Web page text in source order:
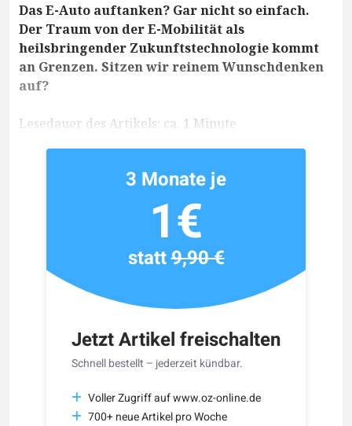
Das E-Auto auftanken? Gar nicht so einfach.
Der Traum von der E-Mobilität als
heilsbringender Zukunftstechnologie kommt
an Grenzen. Sitzen wir reinem Wunschdenken
auf?
Lesedauer des Artikels: ca. 1 Minute
Jetzt Artikel freischalten
Schnell bestellt – jederzeit kündbar.
Voller Zugriff auf www.oz-online.de
700+ neue Artikel pro Woche
3 Monate je
1€
statt9,90 €